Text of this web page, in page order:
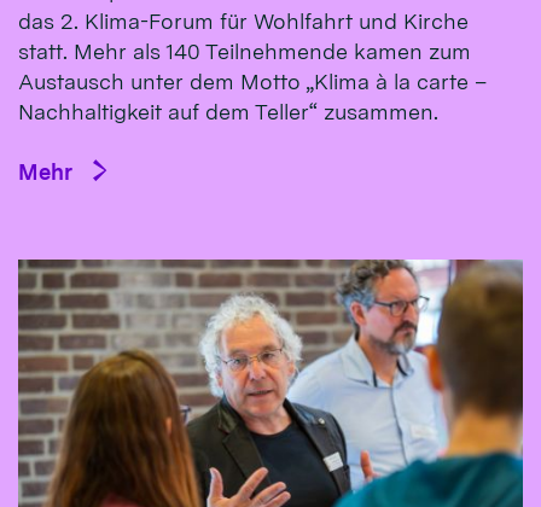
das 2. Klima-Forum für Wohlfahrt und Kirche
statt. Mehr als 140 Teilnehmende kamen zum
Austausch unter dem Motto „Klima à la carte –
Nachhaltigkeit auf dem Teller“ zusammen.
Mehr